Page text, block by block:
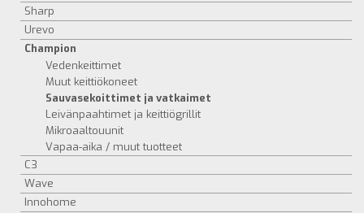
Sharp
Urevo
Champion
Vedenkeittimet
Muut keittiökoneet
Sauvasekoittimet ja vatkaimet
Leivänpaahtimet ja keittiögrillit
Mikroaaltouunit
Vapaa-aika / muut tuotteet
C3
Wave
Innohome